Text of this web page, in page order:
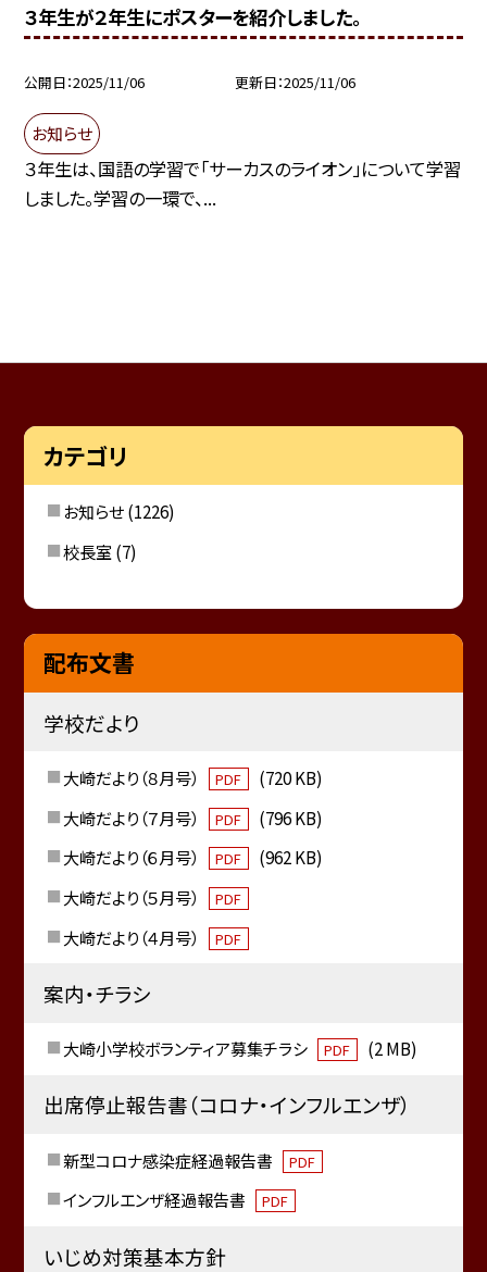
３年生が２年生にポスターを紹介しました。
公開日 2025/11/06 更新日 2025/11/06
お知らせ
３年生は、国語の学習で「サーカスのライオン」について学習
しました。学習の一環で、...
カテゴリ
お知らせ(1226)
校長室 (7)
配布文書
学校だより
大崎だより（８月号） PDF
(720 KB)
大崎だより（７月号）
PDF
(796 KB)
大崎だより（６月号）
PDF
(962 KB)
大崎だより（５月号）
PDF
大崎だより（４月号） PDF
案内・チラシ
大崎小学校ボランティア募集チラシ PDF (2 MB)
出席停止報告書（コロナ・インフルエンザ）
新型コロナ感染症経過報告書 PDF
インフルエンザ経過報告書 PDF
いじめ対策基本方針